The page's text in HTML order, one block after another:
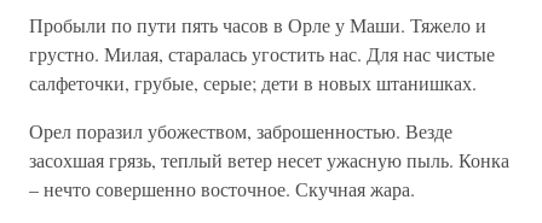
Пробыли по пути пять часов в Орле у Маши. Тяжело и
грустно. Милая, старалась угостить нас. Для нас чистые
салфеточки, грубые, серые; дети в новых штанишках.
Орел поразил убожеством, заброшенностью. Везде
засохшая грязь, теплый ветер несет ужасную пыль. Конка
– нечто совершенно восточное. Скучная жара.